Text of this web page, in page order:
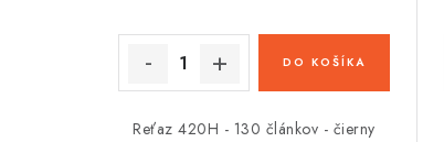
DO KOŠÍKA
Reťaz 420H - 130 článkov - čierny